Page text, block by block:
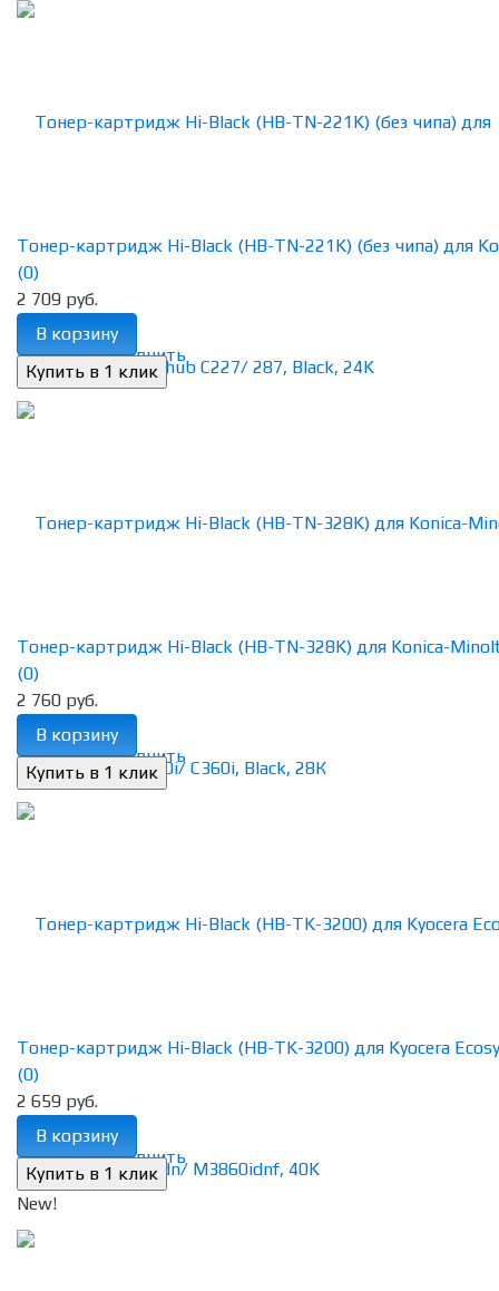
избранное сравнить
Тонер-картридж Hi-Black (HB-TN-221K) (без чипа) для
(0)
2 709 руб.
В корзину
избранное сравнить
Тонер-картридж Hi-Black (HB-TN-328K) для Konica-
(0)
2 760 руб.
В корзину
избранное сравнить
Тонер-картридж Hi-Black (HB-TK-3200) для Kyocera
(0)
2 659 руб.
В корзину
New!